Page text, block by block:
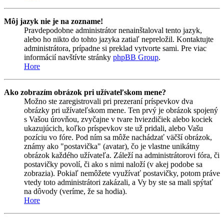
Môj jazyk nie je na zozname!
Pravdepodobne administrátor nenainštaloval tento jazyk,
alebo ho nikto do tohto jazyka zatiaľ nepreložil. Kontaktujte
administrátora, prípadne si preklad vytvorte sami. Pre viac
informácií navštívte stránky phpBB Group.
Hore
Ako zobrazím obrázok pri užívateľskom mene?
Možno ste zaregistrovali pri prezeraní príspevkov dva
obrázky pri užívateľskom mene. Ten prvý je obrázok spojený
s Vašou úrovňou, zvyčajne v tvare hviezdičiek alebo kociek
ukazujúcich, koľko príspevkov ste už pridali, alebo Vašu
pozíciu vo fóre. Pod ním sa môže nachádzať väčší obrázok,
známy ako "postavička" (avatar), čo je vlastne unikátny
obrázok každého užívateľa. Záleží na administrátorovi fóra, či
postavičky povolí, či ako s nimi naloží (v akej podobe sa
zobrazia). Pokiaľ nemôžete využívať postavičky, potom práve
vtedy toto administrátori zakázali, a Vy by ste sa mali spýtať
na dôvody (veríme, že sa hodia).
Hore